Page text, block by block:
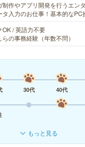
制作やアプリ開発を行うエン
タ入力のお仕事！基本的な
OK / 英語力不要
らの事務経験（年数不問）
30代 40代
もっと見る